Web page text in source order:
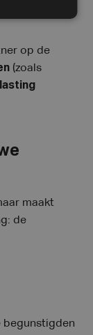
op de
(zoals
maakt
de
begunstigden